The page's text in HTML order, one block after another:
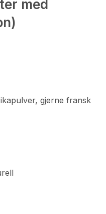
med
gjerne fransk